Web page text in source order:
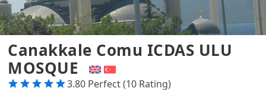
Canakkale Comu ICDAS ULU
MOSQUE
3.80 Perfect (10 Rating)